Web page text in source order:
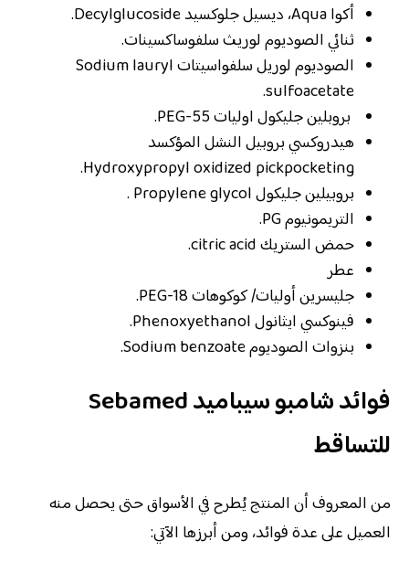
أكوا Aqua، ديسيل جلوكسيد Decylglucoside.
ثنائي الصوديوم لوريث سلفوساكسينات.
الصوديوم لوريل سلفواسيتات Sodium lauryl
sulfoacetate.
بروبلين جليكول اوليات PEG-55.
هيدروكسي بروبيل النشل المؤكسد
Hydroxypropyl oxidized pickpocketing.
بروبيلين جليكول Propylene glycol .
التريمونيوم PG.
حمض الستريك citric acid.
عطر
جليسرين أوليات/ كوكوهات PEG-18.
فينوكسي ايثانول Phenoxyethanol.
بنزوات الصوديوم Sodium benzoate.
فوائد شامبو سيباميد Sebamed
للتساقط
من المعروف أن المنتج يُطرح في الأسواق حتى يحصل منه
العميل على عدة فوائد، ومن أبرزها الآتي: